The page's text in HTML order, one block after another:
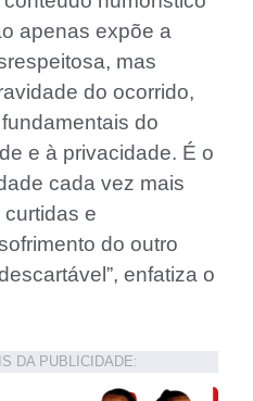
apenas expõe a
mas
do ocorrido,
do
e à privacidade. É o
cada vez mais
e
do outro
enfatiza o
DA PUBLICIDADE: